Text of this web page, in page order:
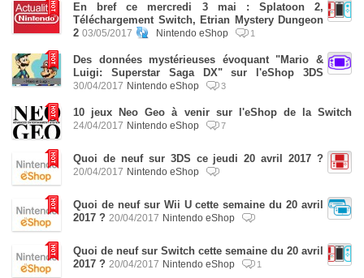
En bref ce mercredi 3 mai : Splatoon 2,
Téléchargement Switch, Etrian Mystery Dungeon
2 03/05/2017 Nintendo eShop 1
Des données mystérieuses évoquant "Mario &
Luigi: Superstar Saga DX" sur l'eShop 3DS
30/04/2017 Nintendo eShop 3
10 jeux Neo Geo à venir sur l'eShop de la Switch
24/04/2017 Nintendo eShop 7
Quoi de neuf sur 3DS ce jeudi 20 avril 2017 ?
20/04/2017 Nintendo eShop
Quoi de neuf sur Wii U cette semaine du 20 avril
2017 ? 20/04/2017 Nintendo eShop
Quoi de neuf sur Switch cette semaine du 20 avril
2017 ? 20/04/2017 Nintendo eShop 1